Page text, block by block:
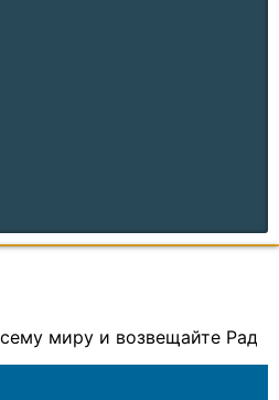
миру и возвещайте